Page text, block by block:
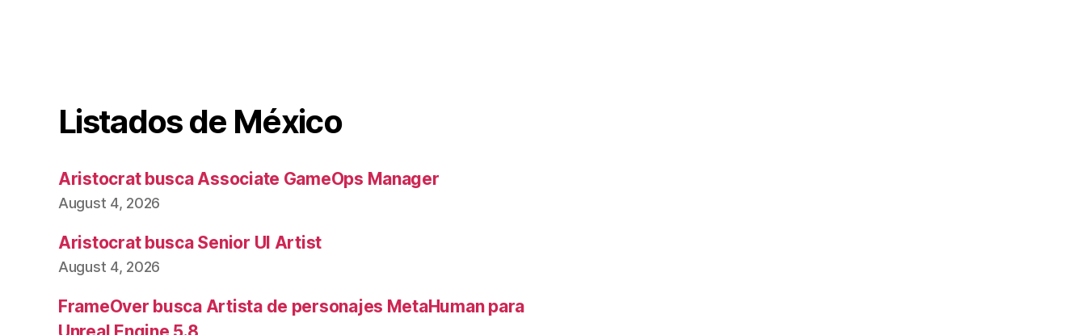
Listados de México
Aristocrat busca Associate GameOps Manager
August 4, 2026
Aristocrat busca Senior UI Artist
August 4, 2026
FrameOver busca Artista de personajes MetaHuman para